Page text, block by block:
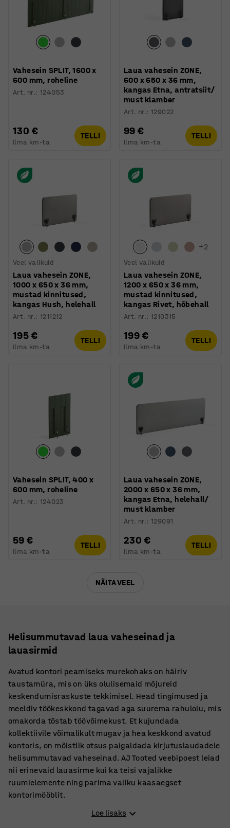
Vahesein SPLIT, 1600 x
600 mm, roheline
Art. nr.:124053
130 €
Ilma km-ta
TELLI
Laua vahesein ZONE,
600 x 650 x 36 mm,
kangas Etna, antratsiit/
must klamber
Art. nr.:129022
99 €
Ilma km-ta
TELLI
Veel valikuid
Laua vahesein ZONE,
1000 x 650 x 36 mm,
mustad kinnitused,
kangas Hush, helehall
Art. nr.:1211212
195 €
Ilma km-ta
TELLI
+2
Veel valikuid
Laua vahesein ZONE,
1200 x 650 x 36 mm,
mustad kinnitused,
kangas Rivet, hõbehall
Art. nr.:1210315
199 €
Ilma km-ta
TELLI
Vahesein SPLIT, 400 x
600 mm, roheline
Art. nr.:124023
59 €
Ilma km-ta
TELLI
Laua vahesein ZONE,
2000 x 650 x 36 mm,
kangas Etna, helehall/
must klamber
Art. nr.:129091
230 €
Ilma km-ta
TELLI
NÄITA VEEL
Helisummutavad laua vaheseinad ja
lauasirmid
Avatud kontori peamiseks murekohaks on häiriv
taustamüra, mis on üks olulisemaid mõjureid
keskendumisraskuste tekkimisel. Head tingimused ja
meeldiv töökeskkond tagavad aga suurema rahulolu, mis
omakorda tõstab töövõimekust. Et kujundada
kollektiivile võimalikult mugav ja hea keskkond avatud
kontoris, on mõistlik otsus paigaldada kirjutuslaudadele
helisummutavad vaheseinad. AJ Tooted veebipoest leiad
nii erinevaid lauasirme kui ka teisi vajalikke
ruumielemente ning parima valiku kaasaegset
kontorimööblit.
Laua vahesein pakub vajalikku privaatsust
Loe lisaks